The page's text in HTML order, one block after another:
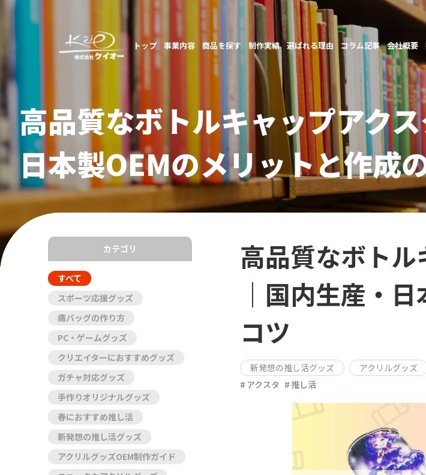
トップ 事業内容 商品を探す 制作実績 選ばれる理由 コラム記事 会社概要
高品質なボトルキャップアク
日本製OEMのメリットと作成
高品質なボト
｜国内生産・
コツ
新発想の推し活グッズ アクリルグッズ
アクスタ
推し活
カテゴリ
すべて
スポーツ応援グッズ
痛バッグの作り方
PC・ゲームグッズ
クリエイターにおすすめグッズ
ガチャ対応グッズ
手作りオリジナルグッズ
春におすすめ推し活
新発想の推し活グッズ
アクリルグッズOEM制作ガイド